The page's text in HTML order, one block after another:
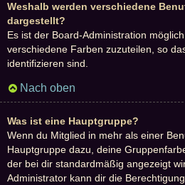
Weshalb werden verschiedene
dargestellt?
Es ist der Board-Administration
verschiedene Farben zuzuteilen, so
identifizieren sind.
Nach oben
Was ist eine Hauptgruppe?
Wenn du Mitglied in mehr als einer
Hauptgruppe dazu, deine
der bei dir standardmäßig angezeigt
Administrator kann dir die